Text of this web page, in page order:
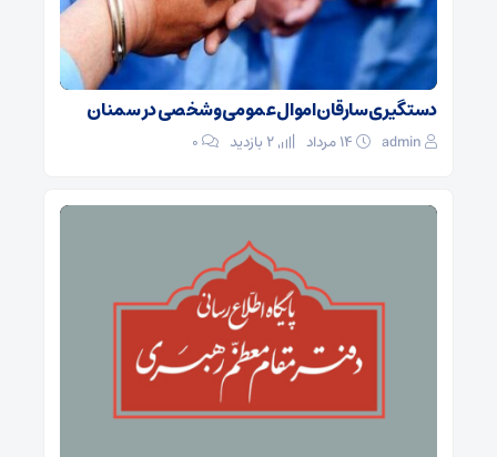
دستگیری سارقان اموال عمومی و شخصی در سمنان
admin ۰